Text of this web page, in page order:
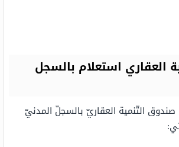
العقاري استعلام بالسجل
صندوق التّنمية العقاريّ بالسجلّ المدنيّ